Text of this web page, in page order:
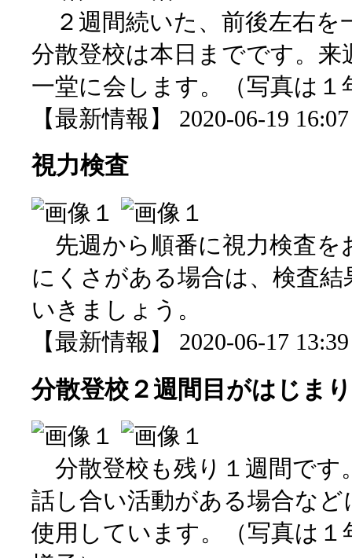
２週間続いた、前後左右を
分散登校は本日までです。
一堂に会します。（写真は１
【最新情報】 2020-06-19
視力検査
先週から順番に視力検査を
にくさがある場合は、検査
いきましょう。
【最新情報】 2020-06-17
分散登校２週間目がはじま
分散登校も残り１週間です
話し合い活動がある場合な
使用しています。（写真は